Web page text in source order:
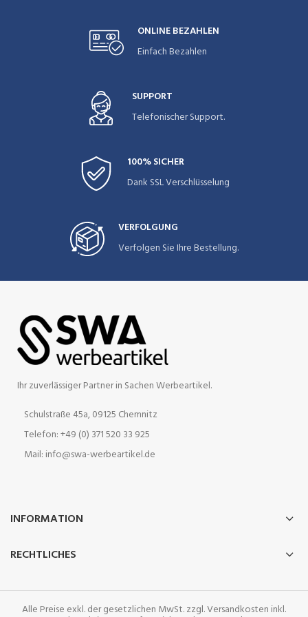
ONLINE BEZAHLEN
Einfach Bezahlen
SUPPORT
Telefonischer Support.
100% SICHER
Dank SSL Verschlüsselung
VERFOLGUNG
Verfolgen Sie Ihre Bestellung.
Ihr zuverlässiger Partner in Sachen Werbeartikel.
Schulstraße 45a, 09125 Chemnitz
Telefon: +49 (0) 371 520 33 925
Mail: info@swa-werbeartikel.de
INFORMATION
RECHTLICHES
Alle Preise exkl. der gesetzlichen MwSt. zzgl. Versandkosten inkl.